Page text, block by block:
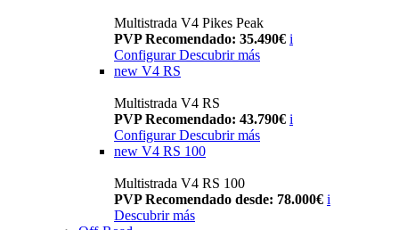
Multistrada V4 Pikes Peak
PVP Recomendado: 35.490€ i
Configurar Descubrir más
new V4 RS
Multistrada V4 RS
PVP Recomendado: 43.790€ i
ConfigurarDescubrir más
new V4 RS 100
Multistrada V4 RS 100
PVP Recomendado desde: 78.000€ i
Descubrir más